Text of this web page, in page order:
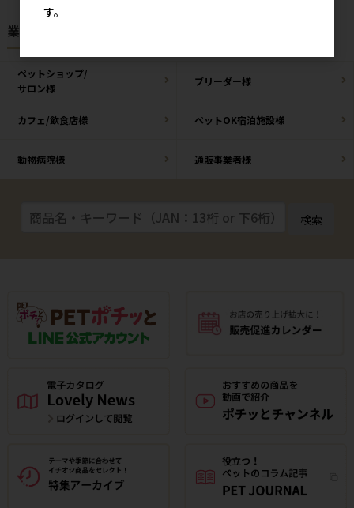
業種様別 特設ページ
ペットショップ/
サロン様
ブリーダー様
カフェ/飲食店様 ペットOK宿泊施設様
動物病院様 通販事業者様
検索
す。